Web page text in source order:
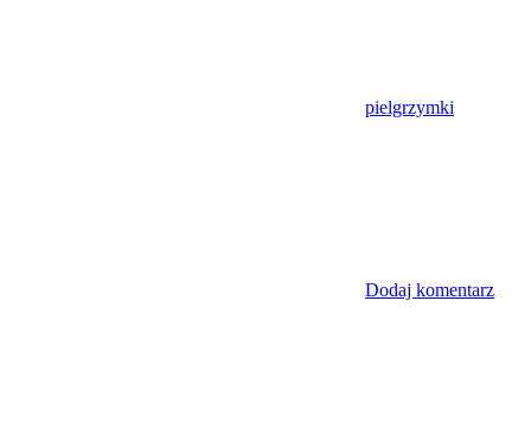
pielgrzymki
Dodaj komentarz